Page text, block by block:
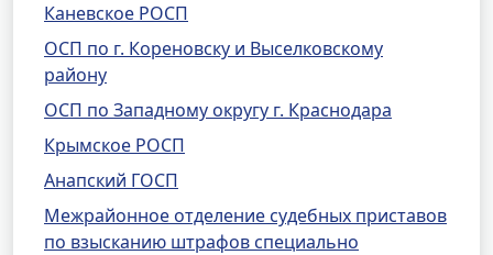
Каневское РОСП
ОСП по г. Кореновску и Выселковскому
району
ОСП по Западному округу г. Краснодара
Крымское РОСП
Анапский ГОСП
Межрайонное отделение судебных приставов
по взысканию штрафов специально